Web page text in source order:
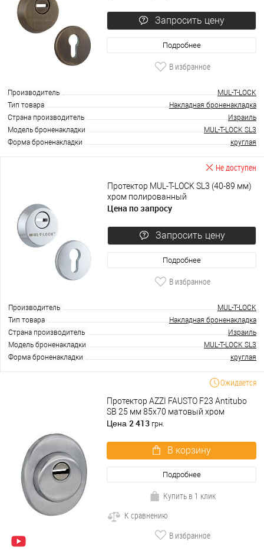
Запросить цену
Подробнее
В избранное
Производитель
MUL-T-LOCK
Тип товара
Накладная броненакладка
Страна производитель
Израиль
Модель броненакладки
MUL-T-LOCK SL3
Форма броненакладки
круглая
Не доступен
Протектор MUL-T-LOCK SL3 (40-89 мм)
хром полированный
Цена по запросу
Запросить цену
Подробнее
В избранное
Производитель
MUL-T-LOCK
Тип товара
Накладная броненакладка
Страна производитель
Израиль
Модель броненакладки
MUL-T-LOCK SL3
Форма броненакладки
круглая
Ожидается
Протектор AZZI FAUSTO F23 Antitubo
SB 25 мм 85х70 матовый хром
Цена 2 413 грн.
В корзину
Подробнее
Купить в 1 клик
К сравнению
В избранное